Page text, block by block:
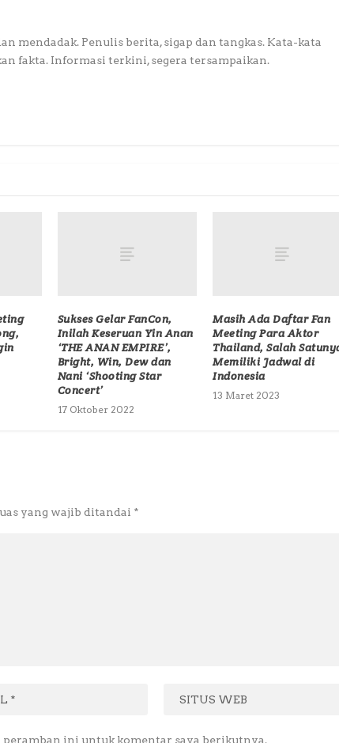
mendadak. Penulis berita, sigap dan tangkas. Kata-kata
fakta. Informasi terkini, segera tersampaikan.
Sukses Gelar FanCon,
Inilah Keseruan Yin Anan
‘THE ANAN EMPIRE’,
Bright, Win, Dew dan
Nani ‘Shooting Star
Concert’
17 Oktober 2022
Masih Ada Daftar Fan
Meeting Para Aktor
Thailand, Salah
Memiliki Jadwal di
Indonesia
13 Maret 2023
yang wajib ditandai *
peramban ini untuk komentar saya berikutnya.